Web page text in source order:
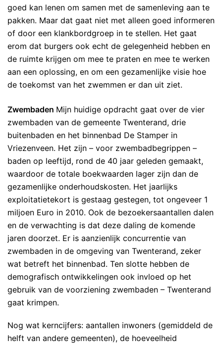
goed kan lenen om samen met de samenleving aan te
pakken. Maar dat gaat niet met alleen goed informeren
of door een klankbordgroep in te stellen. Het gaat
erom dat burgers ook echt de gelegenheid hebben en
de ruimte krijgen om mee te praten en mee te werken
aan een oplossing, en om een gezamenlijke visie hoe
de toekomst van het zwemmen er dan uit ziet.
Zwembaden Mijn huidige opdracht gaat over de vier
zwembaden van de gemeente Twenterand, drie
buitenbaden en het binnenbad De Stamper in
Vriezenveen. Het zijn – voor zwembadbegrippen –
baden op leeftijd, rond de 40 jaar geleden gemaakt,
waardoor de totale boekwaarden lager zijn dan de
gezamenlijke onderhoudskosten. Het jaarlijks
exploitatietekort is gestaag gestegen, tot ongeveer 1
miljoen Euro in 2010. Ook de bezoekersaantallen dalen
en de verwachting is dat deze daling de komende
jaren doorzet. Er is aanzienlijk concurrentie van
zwembaden in de omgeving van Twenterand, zeker
wat betreft het binnenbad. Ten slotte hebben de
demografisch ontwikkelingen ook invloed op het
gebruik van de voorziening zwembaden – Twenterand
gaat krimpen.
Nog wat kerncijfers: aantallen inwoners (gemiddeld de
helft van andere gemeenten), de hoeveelheid